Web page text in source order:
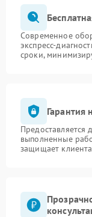
Современное
экспресс-
сроки,
Гарантия
Предоставляется
выполненные
защищает